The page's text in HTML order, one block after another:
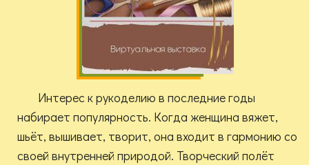
Интерес к рукоделию в последние годы
набирает популярность. Когда женщина вяжет,
шьёт, вышивает, творит, она входит в гармонию со
своей внутренней природой. Творческий полёт